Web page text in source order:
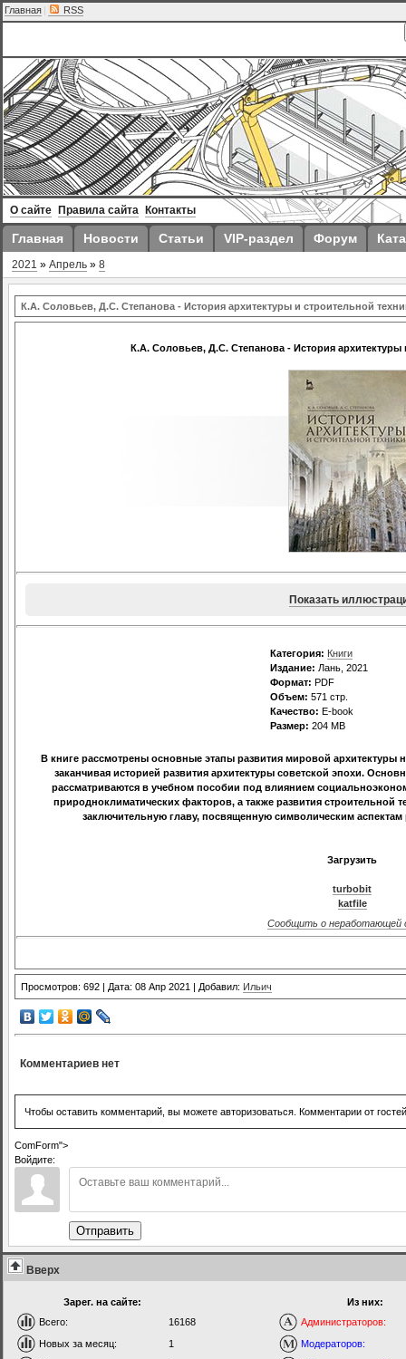
Главная | RSS
О сайте Правила сайта Контакты
Главная Новости Статьи VIP-раздел Форум
2021 » Апрель » 8
К.А. Соловьев, Д.С. Степанова - История архитектуры и строительной
К.А. Соловьев, Д.С. Степанова - История архитектуры
Показать
Категория: Книги
Издание: Лань, 2021
Формат: PDF
Объем: 571 стр.
Качество: E-book
Размер: 204 МВ
В книге рассмотрены основные этапы развития мировой
заканчивая историей развития архитектуры советской эпохи.
рассматриваются в учебном пособии под влиянием
природноклиматических факторов, а также развития
заключительную главу, посвященную символическим
Загрузить
turbobit
katfile
Сообщить о неработающей
Просмотров: 692 | Дата: 08 Апр 2021 | Добавил: Ильич
Комментариев нет
Чтобы оставить комментарий, вы можете авторизоваться. Комментарии от
ComForm">
Войдите:
Отправить
Вверх
Зарег. на сайте:
Всего:
16168
Новых за месяц:
1
Из них:
Администраторов:
Модераторов: